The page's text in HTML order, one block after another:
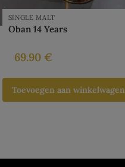
SINGLE MALT
Oban 14 Years
69.90 €
Toevoegen aan winkelwagen